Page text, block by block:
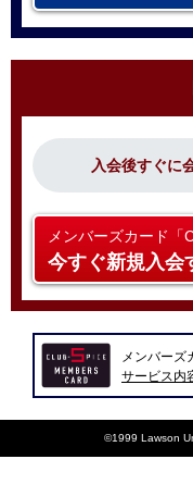
入会後すぐに
メンバーズカード「
今すぐ新規入会
メンバーズ
サービス内
©1999 Lawson